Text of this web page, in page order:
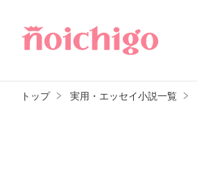
トップ 実用・エッセイ小説一覧